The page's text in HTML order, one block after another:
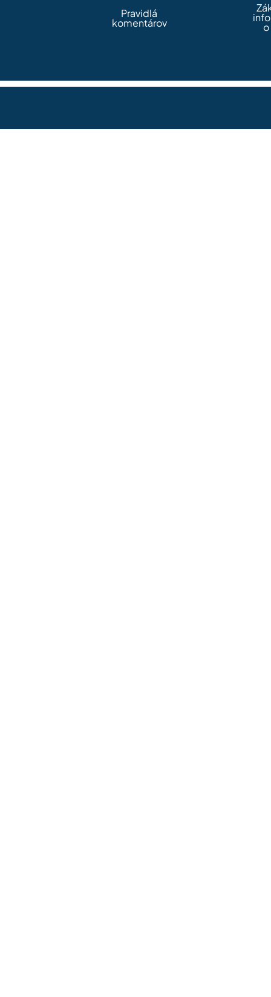
Pravidlá
komentárov